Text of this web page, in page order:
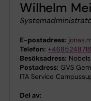
Wilhelm
E-postadress:
Telefon:
Besöksadress: Nobels
Postadress: GVS
ITA Service
Del av: